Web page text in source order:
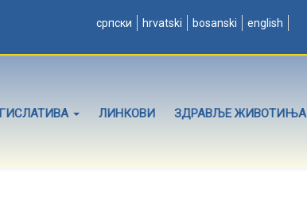
српски hrvatski bosanski english
ЛИНКОВИ ЗДРАВЉЕ ЖИВОТИЊА